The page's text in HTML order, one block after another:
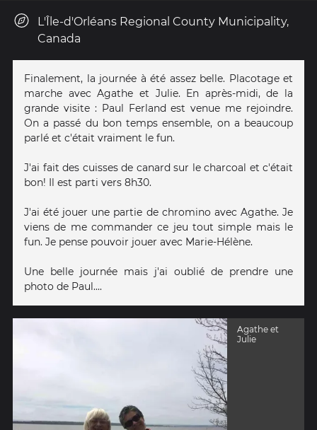
L'Île-d'Orléans Regional County Municipality,
Canada
Finalement, la journée à été assez belle. Placotage et
marche avec Agathe et Julie. En après-midi, de la
grande visite : Paul Ferland est venue me rejoindre.
On a passé du bon temps ensemble, on a beaucoup
parlé et c'était vraiment le fun.
J'ai fait des cuisses de canard sur le charcoal et c'était
bon! Il est parti vers 8h30.
J'ai été jouer une partie de chromino avec Agathe. Je
viens de me commander ce jeu tout simple mais le
fun. Je pense pouvoir jouer avec Marie-Hélène.
Une belle journée mais j'ai oublié de prendre une
photo de Paul....
Agathe et
Julie